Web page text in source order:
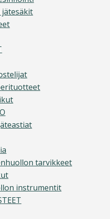
jätesäkit
tarvikkeet
instrumentit